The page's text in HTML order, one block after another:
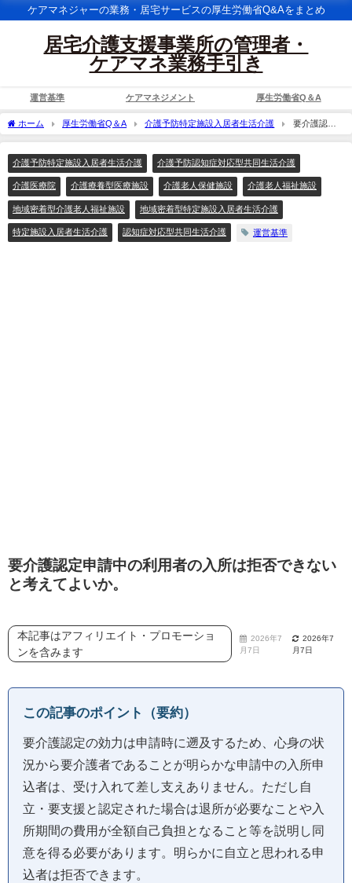
ケアマネジャーの業務・居宅サービスの厚生労働省Q&Aをまとめ
居宅介護支援事業所の管理者・
ケアマネ業務手引き
運営基準 ケアマネジメント 厚生労働省Q＆A
ホーム 厚生労働省Q＆A 介護予防特定施設入居者生活介護
要介護認定
申請中の利用者の入所は拒否できないと考えてよいか。
介護予防特定施設入居者生活介護 介護予防認知症対応型共同生活介護
介護医療院 介護療養型医療施設 介護老人保健施設 介護老人福祉施設
地域密着型介護老人福祉施設 地域密着型特定施設入居者生活介護
特定施設入居者生活介護 認知症対応型共同生活介護 運営基準
要介護認定申請中の利用者の入所は拒否できない
と考えてよいか。
本記事はアフィリエイト・プロモーショ
ンを含みます
2026年7
月7日
2026年7
月7日
この記事のポイント（要約）
要介護認定の効力は申請時に遡及するため、心身の状
況から要介護者であることが明らかな申請中の入所申
込者は、受け入れて差し支えありません。ただし自
立・要支援と認定された場合は退所が必要なことや入
所期間の費用が全額自己負担となること等を説明し同
意を得る必要があります。明らかに自立と思われる申
込者は拒否できます。